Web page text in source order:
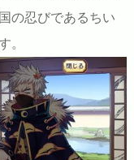
の忍びであるちい
。